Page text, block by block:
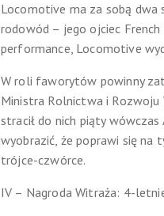
Locomotive ma za sobą dwa
rodowód – jego ojciec
performance, Locomotive
W roli faworytów powinny
Ministra Rolnictwa i Rozwoju
stracił do nich piąty
wyobrazić, że poprawi się na
trójce-czwórce.
IV – Nagroda Witraża: 4-